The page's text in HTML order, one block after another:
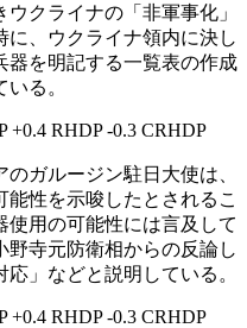
クライナの「非軍事化」
に、ウクライナ領内に決し
器を明記する一覧表の作成
る。
RHDP -0.3 CRHDP
ガルージン駐日大使は、
性を示唆したとされるこ
使用の可能性には言及して
野寺元防衛相からの反論し
」などと説明している。
RHDP -0.3 CRHDP